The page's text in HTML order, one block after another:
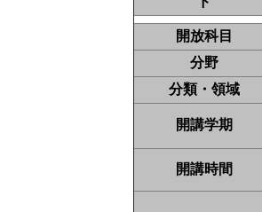
開放科目
分野
分類・領域
開講学期
開講時間